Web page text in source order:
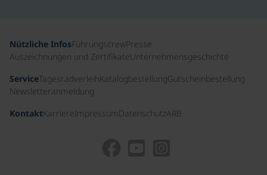
Nützliche InfosFührungscrewPresse
Auszeichnungen und ZertifikateUnternehmensgeschichte
ServiceTagesradverleihKatalogbestellungGutscheinbestellung
Newsletteranmeldung
KontaktKarriereImpressum DatenschutzARB